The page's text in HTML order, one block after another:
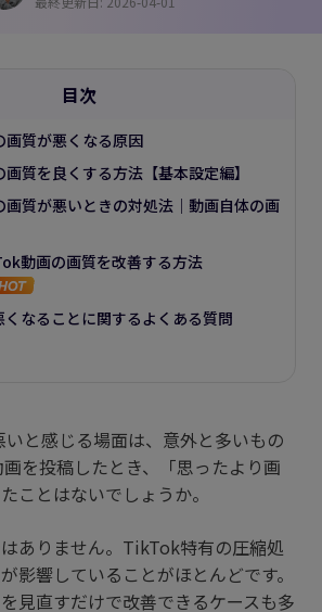
目次
質が悪くなる原因
質を良くする方法【基本設定編】
質が悪いときの対処法｜動画自体の画
動画の画質を改善する方法
なることに関するよくある質問
と感じる場面は、意外と多いもの
を投稿したとき、「思ったより画
ことはないでしょうか。
ありません。TikTok特有の圧縮処
影響していることがほとんどです。
見直すだけで改善できるケースも多